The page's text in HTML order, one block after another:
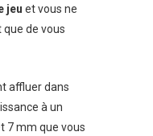
jeu et vous ne
de vous
affluer dans
à un
7 mm que vous